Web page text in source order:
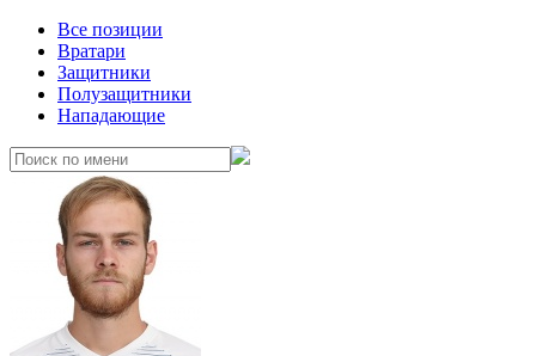
Все позиции
Вратари
Защитники
Полузащитники
Нападающие